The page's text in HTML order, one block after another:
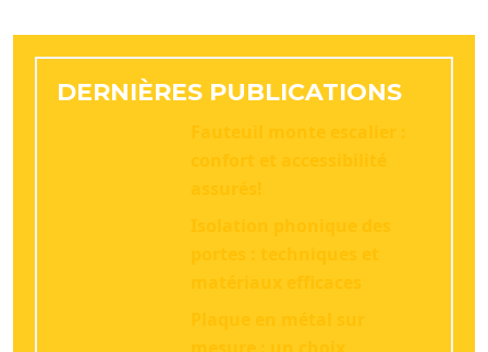
DERNIÈRES PUBLICATIONS
Fauteuil monte escalier :
confort et accessibilité
assurés!
Isolation phonique des
portes : techniques et
matériaux efficaces
Plaque en métal sur